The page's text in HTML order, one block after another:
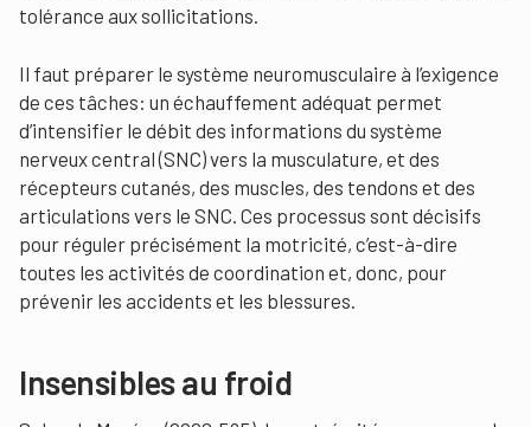
tolérance aux sollicitations.
Il faut préparer le système neuromusculaire à l’exigence
de ces tâches: un échauffement adéquat permet
d’intensifier le débit des informations du système
nerveux central (SNC) vers la musculature, et des
récepteurs cutanés, des muscles, des tendons et des
articulations vers le SNC. Ces processus sont décisifs
pour réguler précisément la motricité, c’est-à-dire
toutes les activités de coordination et, donc, pour
prévenir les accidents et les blessures.
Insensibles au froid